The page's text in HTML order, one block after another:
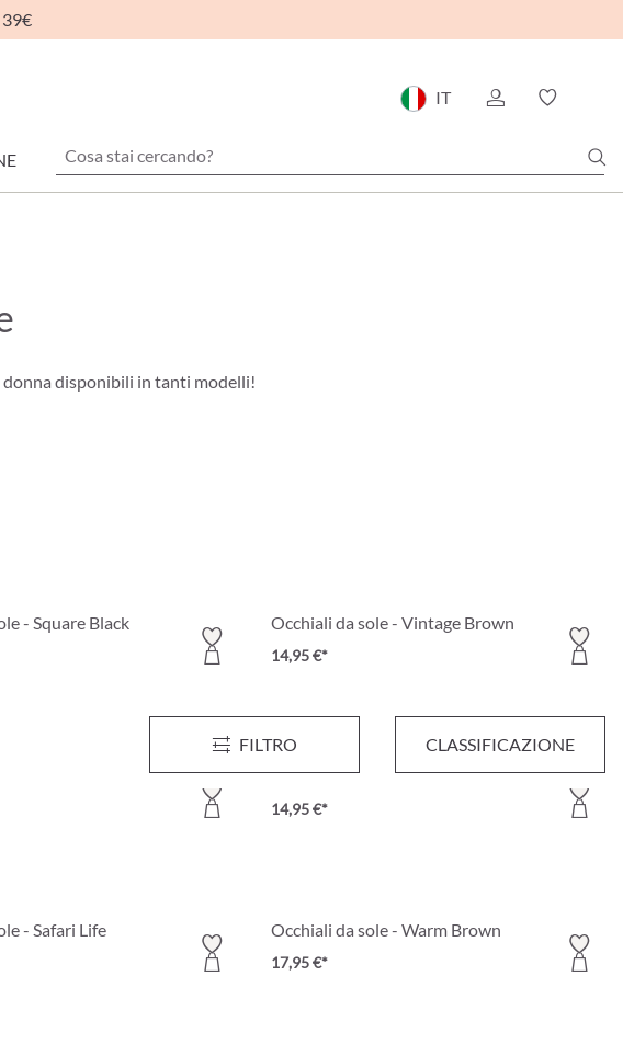
IT
donna disponibili in tanti modelli!
FILTRO CLASSIFICAZIONE
- Square Black Occhiali da sole - Vintage Brown
14,95 €*
- Charming Island Occhiali da sole - Black and Gold
14,95 €*
- Safari Life Occhiali da sole - Warm Brown
17,95 €*